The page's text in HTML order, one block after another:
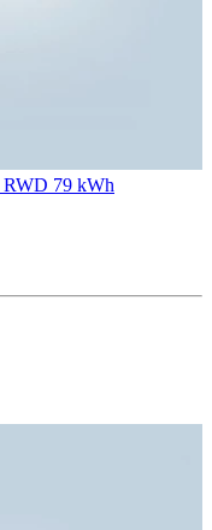
RWD 79 kWh